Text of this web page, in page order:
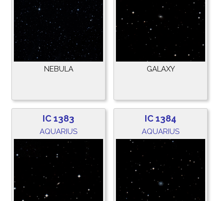
NEBULA GALAXY
IC 1383
AQUARIUS
IC 1384
AQUARIUS